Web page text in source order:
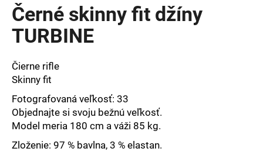
produktu
je
0,0
hviezdičiek.
Černé skinny fit džíny
TURBINE
Čierne rifle
Skinny fit
Fotografovaná veľkosť: 33
Objednajte si svoju bežnú veľkosť.
Model meria 180 cm a váži 85 kg.
Zloženie: 97 % bavlna, 3 % elastan.
d
p
ú
č
m
e